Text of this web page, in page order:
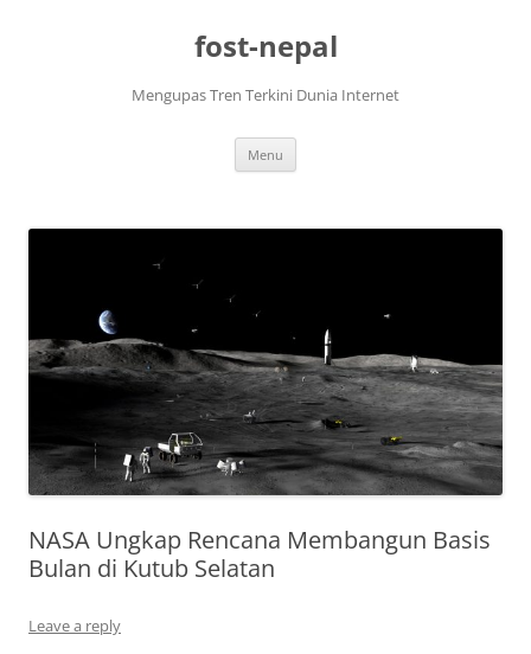
fost-nepal
Mengupas Tren Terkini Dunia Internet
Menu
NASA Ungkap Rencana Membangun Basis
Bulan di Kutub Selatan
Leave a reply